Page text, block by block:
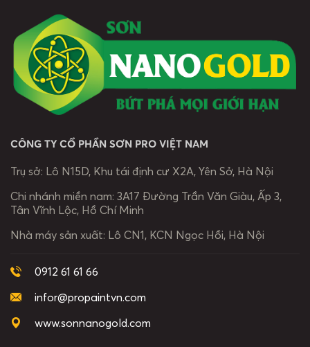
và những dấu
ấn đã cùng
đồng hành trên
suốt chặng
đường phát
triển. Mỗi sắc
màu […]
nghiệp, mà còn
là câu chuyện
được bồi đắp
từ […]
người làm nên
thương hiệu.
“Chất” không
chỉ hiện diện
[…]
CÔNG TY CỔ PHẦN SƠN PRO VIỆT NAM
Trụ sở: Lô N15D, Khu tái định cư X2A, Yên Sở, Hà Nội
Chi nhánh miền nam: 3A17 Đường Trần Văn Giàu, Ấp 3,
Tân Vĩnh Lộc, Hồ Chí Minh
Nhà máy sản xuất: Lô CN1, KCN Ngọc Hồi, Hà Nội
0912 61 61 66
infor@propaintvn.com
www.sonnanogold.com